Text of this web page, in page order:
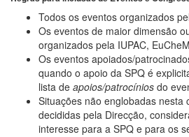
Todos os eventos organizados
Os eventos de maior dimensão
organizados pela IUPAC,
Os eventos apoiados/
quando o apoio da SPQ é
lista de apoios/patrocínios do
Situações não englobadas nesta
decididas pela Direcção,
interesse para a SPQ e para os